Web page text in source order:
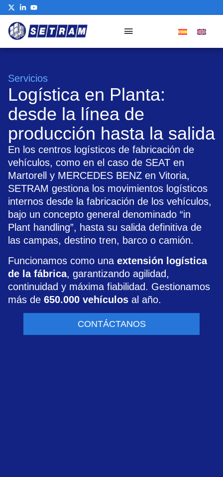
Servicios
Logística en Planta:
desde la línea de
producción hasta la salida
En los centros logísticos de fabricación de
vehículos, como en el caso de SEAT en
Martorell y MERCEDES BENZ en Vitoria,
SETRAM gestiona los movimientos logísticos
internos desde la fabricación de los vehículos,
bajo un concepto general denominado “in
Plant handling”, hasta su salida definitiva de
las campas, destino tren, barco o camión.
Funcionamos como una extensión logística
de la fábrica, garantizando agilidad,
continuidad y máxima fiabilidad. Gestionamos
más de 650.000 vehículos al año.
CONTÁCTANOS